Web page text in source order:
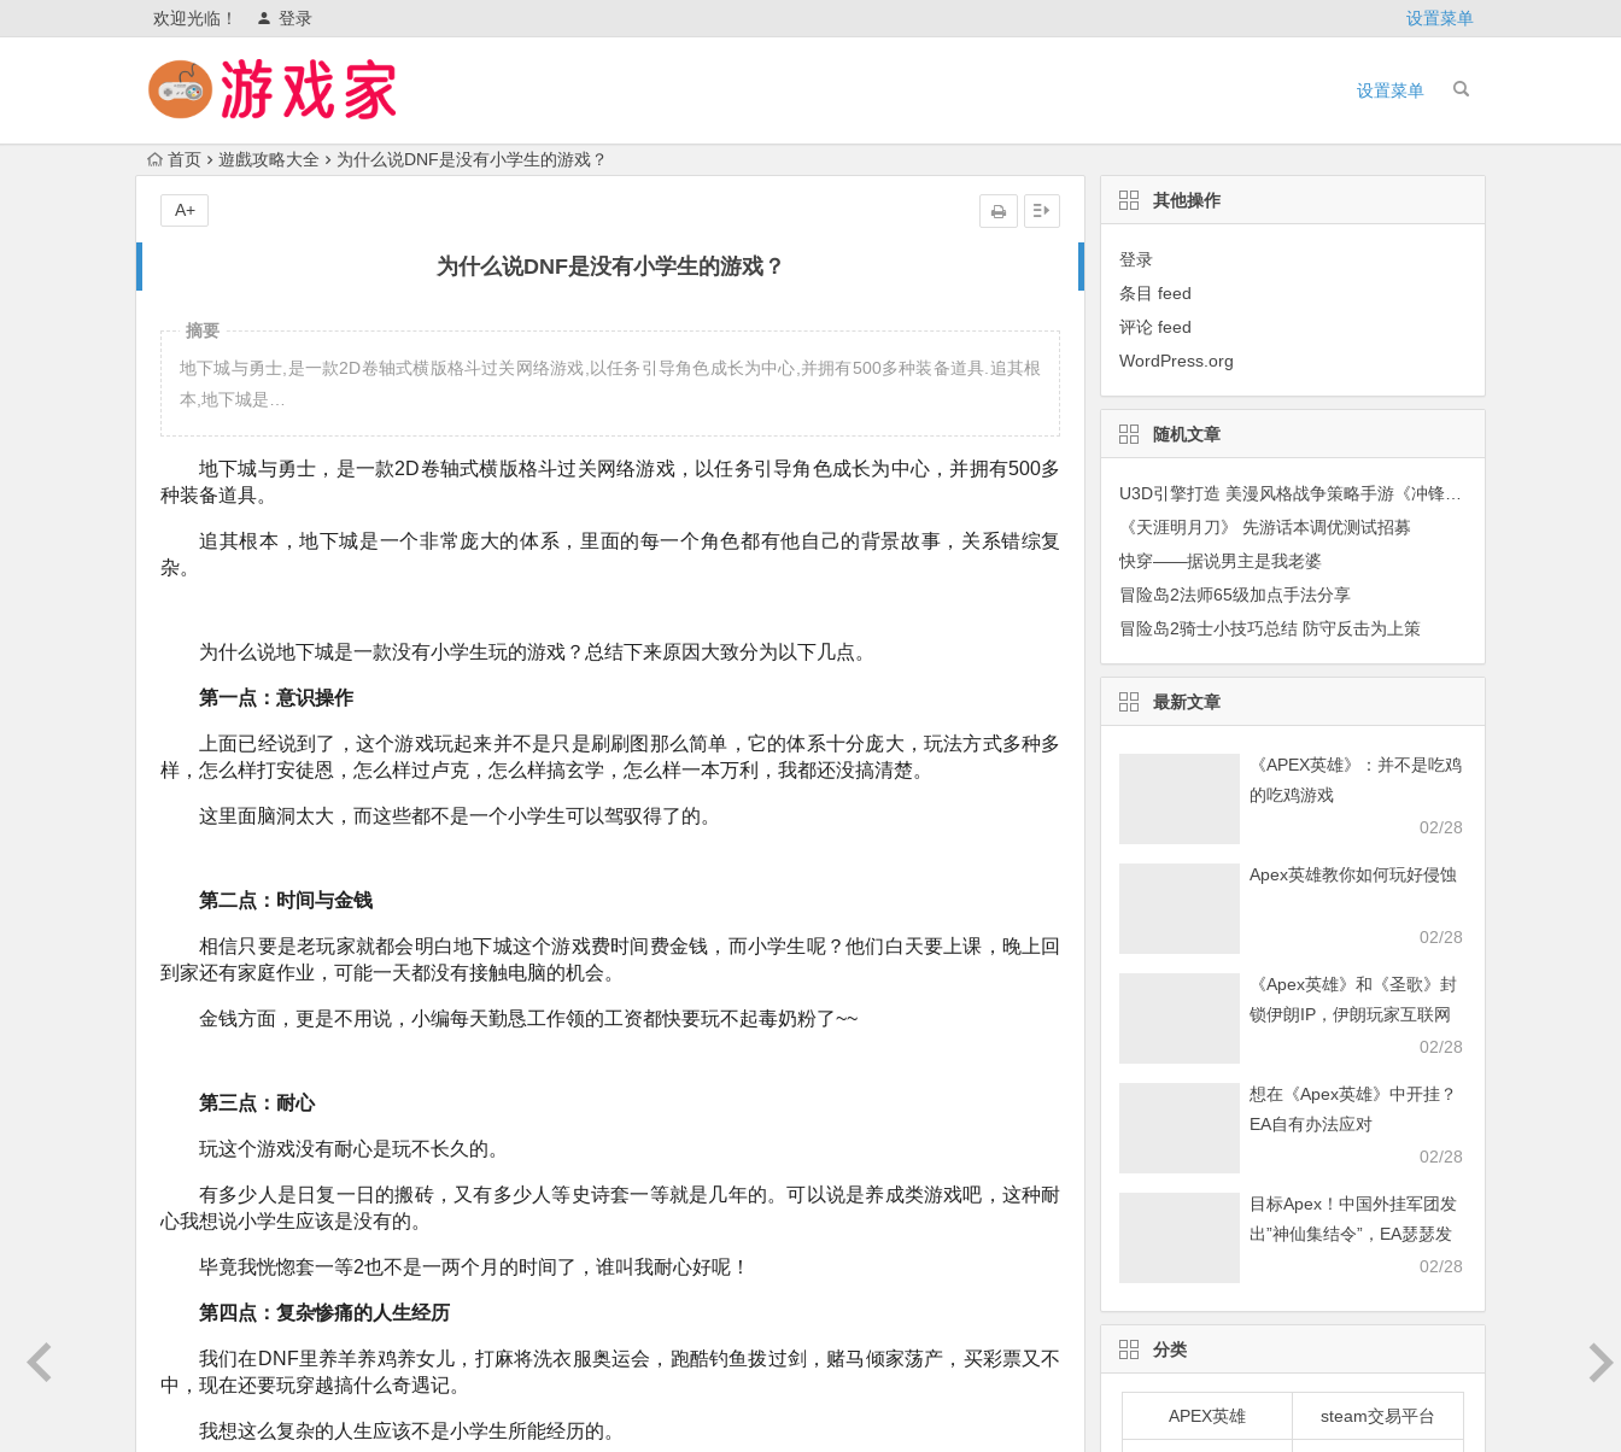
欢迎光临！ 登录 设置菜单
设置菜单
首页 遊戲攻略大全 为什么说DNF是没有小学生的游戏？
为什么说DNF是没有小学生的游戏？
A+
摘要
地下城与勇士,是一款2D卷轴式横版格斗过关网络游戏,以任务引导角色成长为中心,并拥有500多种装备道具.追其根
本,地下城是…
地下城与勇士，是一款2D卷轴式横版格斗过关网络游戏，以任务引导角色成长为中心，并拥有500多
种装备道具。
追其根本，地下城是一个非常庞大的体系，里面的每一个角色都有他自己的背景故事，关系错综复
杂。
为什么说地下城是一款没有小学生玩的游戏？总结下来原因大致分为以下几点。
第一点：意识操作
上面已经说到了，这个游戏玩起来并不是只是刷刷图那么简单，它的体系十分庞大，玩法方式多种多
样，怎么样打安徒恩，怎么样过卢克，怎么样搞玄学，怎么样一本万利，我都还没搞清楚。
这里面脑洞太大，而这些都不是一个小学生可以驾驭得了的。
第二点：时间与金钱
相信只要是老玩家就都会明白地下城这个游戏费时间费金钱，而小学生呢？他们白天要上课，晚上回
到家还有家庭作业，可能一天都没有接触电脑的机会。
金钱方面，更是不用说，小编每天勤恳工作领的工资都快要玩不起毒奶粉了~~
第三点：耐心
玩这个游戏没有耐心是玩不长久的。
有多少人是日复一日的搬砖，又有多少人等史诗套一等就是几年的。可以说是养成类游戏吧，这种耐
心我想说小学生应该是没有的。
毕竟我恍惚套一等2也不是一两个月的时间了，谁叫我耐心好呢！
第四点：复杂惨痛的人生经历
我们在DNF里养羊养鸡养女儿，打麻将洗衣服奥运会，跑酷钓鱼拨过剑，赌马倾家荡产，买彩票又不
中，现在还要玩穿越搞什么奇遇记。
我想这么复杂的人生应该不是小学生所能经历的。
其他操作
登录
条目 feed
评论 feed
WordPress.org
随机文章
《天涯明月刀》 先游话本调优测试招募
快穿——据说男主是我老婆
冒险岛2法师65级加点手法分享
冒险岛2骑士小技巧总结 防守反击为上策
最新文章
《APEX英雄》：并不是吃鸡
的吃鸡游戏
02/28
Apex英雄教你如何玩好侵蚀
02/28
《Apex英雄》和《圣歌》封
锁伊朗IP，伊朗玩家互联网
02/28
想在《Apex英雄》中开挂？
EA自有办法应对
02/28
目标Apex！中国外挂军团发
出”神仙集结令”，EA瑟瑟发
02/28
分类
APEX英雄 steam交易平台